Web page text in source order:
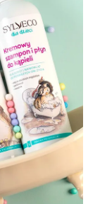
Zawiera
myjkę.
gotowy